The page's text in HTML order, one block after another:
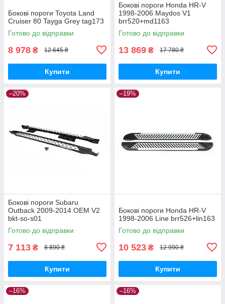
Бокові пороги Toyota Land
Cruiser 80 Tayga Grey tag173
Готово до відправки
8 978 ₴ 12 645 ₴
Купити
Бокові пороги Honda HR-V
1998-2006 Maydos V1
brr520+md1163
Готово до відправки
13 869 ₴ 17 780 ₴
Купити
–20%
Бокові пороги Subaru
Outback 2009-2014 OEM V2
bkt-so-s01
Готово до відправки
7 113 ₴ 8 890 ₴
Купити
–19%
Бокові пороги Honda HR-V
1998-2006 Line brr526+lin163
Готово до відправки
10 523 ₴ 12 990 ₴
Купити
–16% –16%